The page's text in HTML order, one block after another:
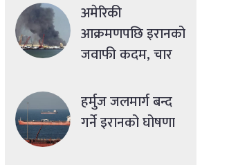
अमेरिकी
आक्रमणपछि इरानको
जवाफी कदम, चार
हर्मुज जलमार्ग बन्द
गर्ने इरानको घोषणा